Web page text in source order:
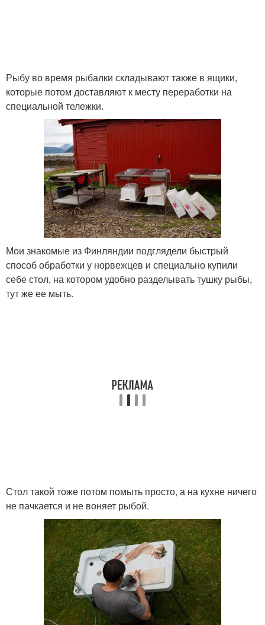
Рыбу во время рыбалки складывают также в ящики,
которые потом доставляют к месту переработки на
специальной тележки.
Мои знакомые из Финляндии подглядели быстрый
способ обработки у норвежцев и специально купили
себе стол, на котором удобно разделывать тушку рыбы,
тут же ее мыть.
Стол такой тоже потом помыть просто, а на кухне ничего
не пачкается и не воняет рыбой.